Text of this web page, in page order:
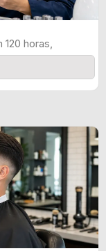
horas,